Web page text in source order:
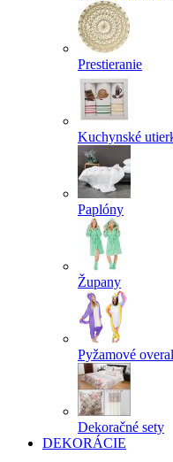
Prestieranie
Kuchynské
Paplóny
Župany
Pyžamové
Dekoračné sety
DEKORÁCIE